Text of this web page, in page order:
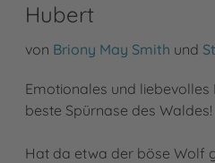
Hubert
von Briony May Smith und
Emotionales und liebevolles
beste Spürnase des Waldes!
Hat da etwa der böse Wolf